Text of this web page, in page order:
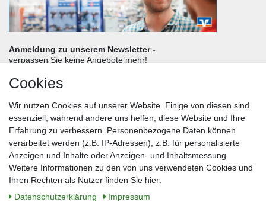
Anmeldung zu unserem Newsletter -
verpassen Sie keine Angebote mehr!
Nachname*
E-Mail*
Cookies
Wir nutzen Cookies auf unserer Website. Einige von diesen sind
essenziell, während andere uns helfen, diese Website und Ihre
Erfahrung zu verbessern. Personenbezogene Daten können
verarbeitet werden (z.B. IP-Adressen), z.B. für personalisierte
Anzeigen und Inhalte oder Anzeigen- und Inhaltsmessung.
Weitere Informationen zu den von uns verwendeten Cookies und
Ihren Rechten als Nutzer finden Sie hier:
Daten­schutz­erklärung
Impressum